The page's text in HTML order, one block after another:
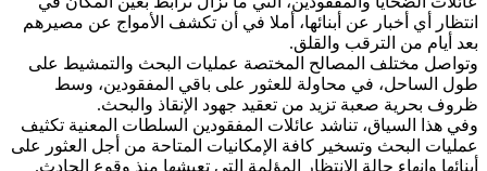
انتظار أي أخبار عن أبنائها، أملا في أن تكشف الأمواج عن مصيرهم
بعد أيام من الترقب والقلق.
وتواصل مختلف المصالح المختصة عمليات البحث والتمشيط على
طول الساحل، في محاولة للعثور على باقي المفقودين، وسط
ظروف بحرية صعبة تزيد من تعقيد جهود الإنقاذ والبحث.
وفي هذا السياق، تناشد عائلات المفقودين السلطات المعنية تكثيف
عمليات البحث وتسخير كافة الإمكانيات المتاحة من أجل العثور على
أبنائها وإنهاء حالة الانتظار المؤلمة التي تعيشها منذ وقوع الحادث.